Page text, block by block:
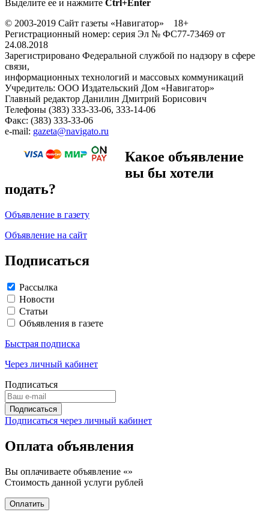
Выделите ее и нажмите Ctrl+Enter
© 2003-2019 Сайт газеты «Навигатор» 18+
Регистрационный номер: серия Эл № ФС77-73469 от
24.08.2018
Зарегистрировано Федеральной службой по надзору в сфере
связи,
информационных технологий и массовых коммуникаций
Учредитель: ООО Издательский Дом «Навигатор»
Главный редактор Данилин Дмитрий Борисович
Телефоны (383) 333-33-06, 333-14-06
Факс: (383) 333-33-06
e-mail: gazeta@navigato.ru
Какое объявление
вы бы хотели
подать?
Объявление в газету
Объявление на сайт
Подписаться
Рассылка
Новости
Статьи
Объявления в газете
Быстрая подписка
Через личный кабинет
Подписаться
Подписаться через личный кабинет
Оплата объявления
Вы оплачиваете объявление «»
Стоимость данной услуги рублей